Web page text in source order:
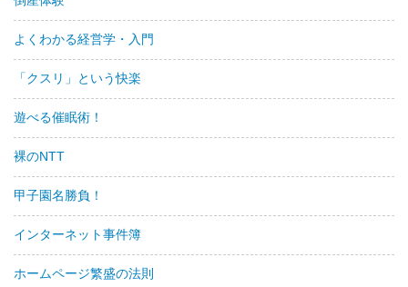
よくわかる経営学・入門
「クスリ」という快楽
遊べる催眠術！
裸のNTT
甲子園名勝負！
インターネット事件簿
ホームページ繁盛の法則